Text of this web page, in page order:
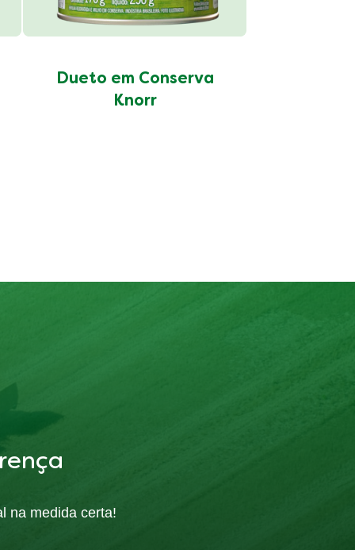
Dueto em Conserva
Knorr
na medida certa!